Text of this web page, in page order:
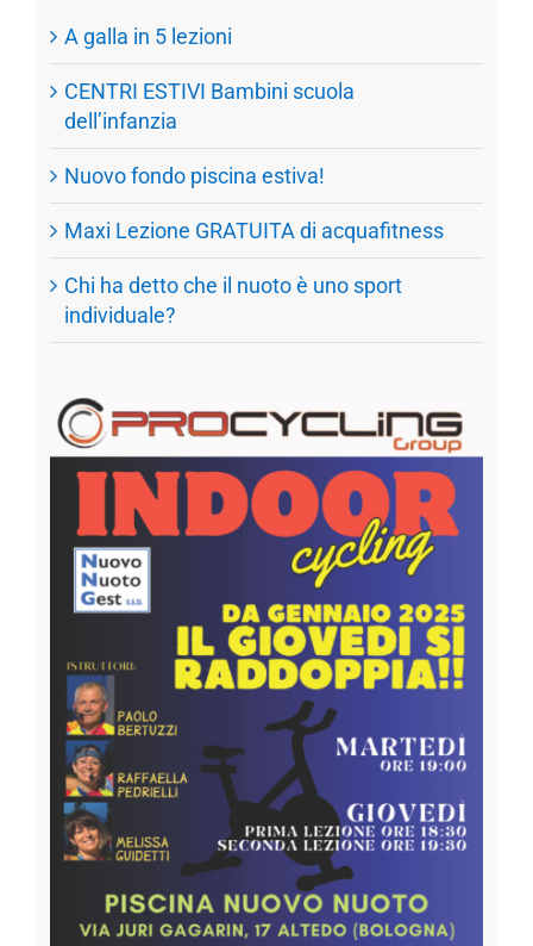
A galla in 5 lezioni
CENTRI ESTIVI Bambini scuola
dell’infanzia
Nuovo fondo piscina estiva!
Maxi Lezione GRATUITA di acquafitness
Chi ha detto che il nuoto è uno sport
individuale?